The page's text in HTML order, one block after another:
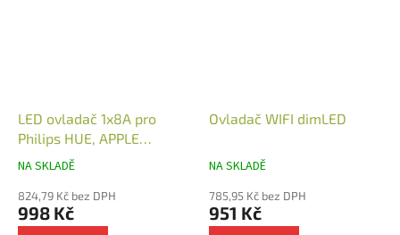
LED ovladač 1x8A pro
Philips HUE, APPLE
HOMEKIT, IKEA TRADFRI
NA SKLADĚ
824,79 Kč bez DPH
998 Kč
Ovladač WIFI dimLED
NA SKLADĚ
785,95 Kč bez DPH
951 Kč